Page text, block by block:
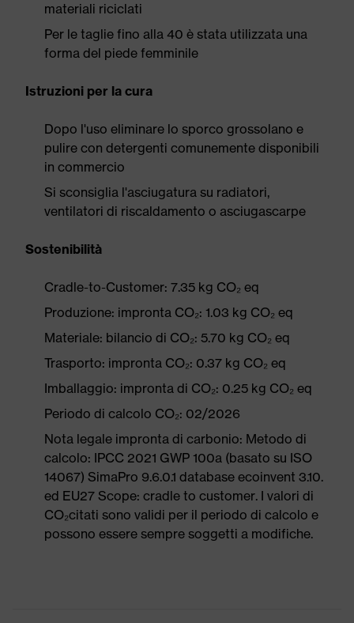
materiali riciclati
Per le taglie fino alla 40 è stata utilizzata una
forma del piede femminile
Istruzioni per la cura
Dopo l'uso eliminare lo sporco grossolano e
pulire con detergenti comunemente disponibili
in commercio
Si sconsiglia l'asciugatura su radiatori,
ventilatori di riscaldamento o asciugascarpe
Sostenibilità
Cradle-to-Customer: 7.35 kg CO₂ eq
Produzione: impronta CO₂: 1.03 kg CO₂ eq
Materiale: bilancio di CO₂: 5.70 kg CO₂ eq
Trasporto: impronta CO₂: 0.37 kg CO₂ eq
Imballaggio: impronta di CO₂: 0.25 kg CO₂ eq
Periodo di calcolo CO₂: 02/2026
Nota legale impronta di carbonio: Metodo di
calcolo: IPCC 2021 GWP 100a (basato su ISO
14067) SimaPro 9.6.0.1 database ecoinvent 3.10.
ed EU27 Scope: cradle to customer. I valori di
CO₂citati sono validi per il periodo di calcolo e
possono essere sempre soggetti a modifiche.